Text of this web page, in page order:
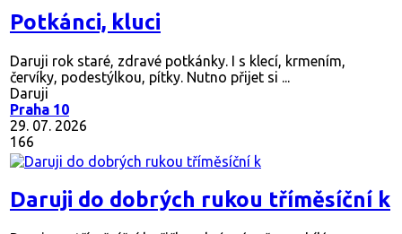
Potkánci, kluci
Daruji rok staré, zdravé potkánky. I s klecí, krmením,
červíky, podestýlkou, pítky. Nutno přijet si ...
Daruji
Praha 10
29. 07. 2026
166
Daruji do dobrých rukou tříměsíční k